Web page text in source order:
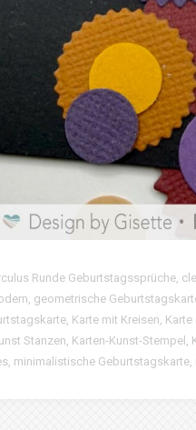
Runde Geburtstagssprüche,
, geometrische
, Karte mit Kreisen, Karte
Stanzen, Karten-Kunst-Stempel ,
, minimalistische Geburtstagskarte,